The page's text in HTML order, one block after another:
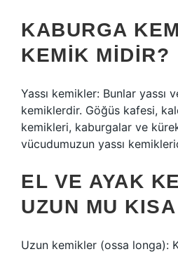
KABURGA
KEMIK MIDIR?
Yassı kemikler: Bunlar yassı
kemiklerdir. Göğüs kafesi,
kemikleri, kaburgalar ve
vücudumuzun yassı
EL VE AYAK
UZUN MU
Uzun kemikler (ossa longa):